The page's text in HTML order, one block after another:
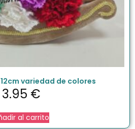
variedad de colores
3.95 €
al carrito